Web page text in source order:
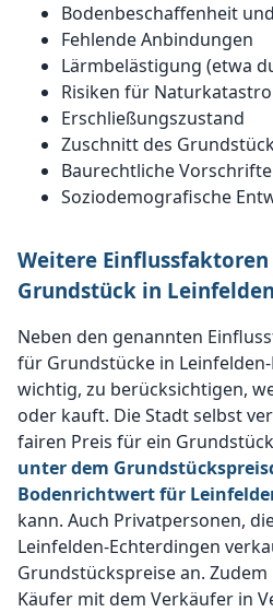
Bodenbeschaffenheit
Fehlende Anbindungen
Lärmbelästigung (etwa
Risiken für
Erschließungszustand
Zuschnitt des
Baurechtliche
Soziodemografische
Weitere
Grundstück in
Neben den genannten
für Grundstücke in
wichtig, zu berücksichtigen,
oder kauft. Die Stadt selbst
fairen Preis für ein
unter dem
Bodenrichtwert für
kann. Auch Privatpersonen,
Leinfelden-Echterdingen
Grundstückspreise an. Zudem
Käufer mit dem Verkäufer in